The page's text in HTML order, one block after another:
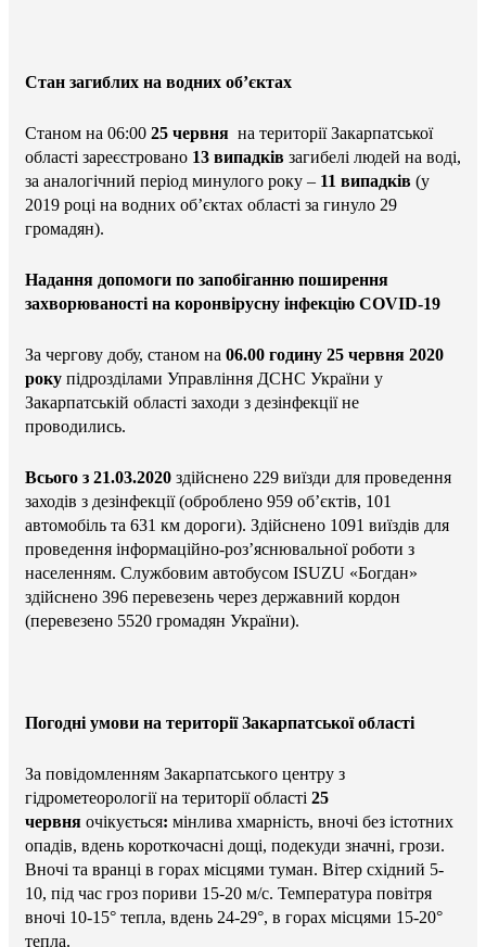
Стан загиблих на водних об’єктах
Станом на 06:00 25 червня на території Закарпатської
області зареєстровано 13 випадків загибелі людей на воді,
за аналогічний період минулого року – 11 випадків (у
2019 році на водних об’єктах області за гинуло 29
громадян).
Надання допомоги по запобіганню поширення
захворюваності на коронвірусну інфекцію COVID-19
За чергову добу, станом на 06.00 годину 25 червня 2020
року підрозділами Управління ДСНС України у
Закарпатській області заходи з дезінфекції не
проводились.
Всього з 21.03.2020 здійснено 229 виїзди для проведення
заходів з дезінфекції (оброблено 959 об’єктів, 101
автомобіль та 631 км дороги). Здійснено 1091 виїздів для
проведення інформаційно-роз’яснювальної роботи з
населенням. Службовим автобусом ISUZU «Богдан»
здійснено 396 перевезень через державний кордон
(перевезено 5520 громадян України).
Погодні умови на території Закарпатської області
За повідомленням Закарпатського центру з
гідрометеорології на території області 25
червня очікується: мінлива хмарність, вночі без істотних
опадів, вдень короткочасні дощі, подекуди значні, грози.
Вночі та вранці в горах місцями туман. Вітер східний 5-
10, під час гроз пориви 15-20 м/с. Температура повітря
вночі 10-15° тепла, вдень 24-29°, в горах місцями 15-20°
тепла.